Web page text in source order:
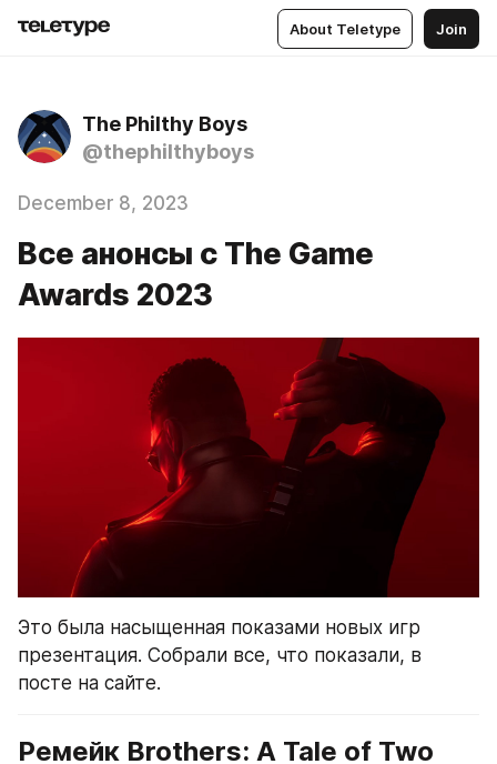
About Teletype Join
The Philthy Boys
@thephilthyboys
December 8, 2023
Все анонсы с The Game
Awards 2023
Это была насыщенная показами новых игр
презентация. Собрали все, что показали, в
посте на сайте.
Ремейк Brothers: A Tale of Two